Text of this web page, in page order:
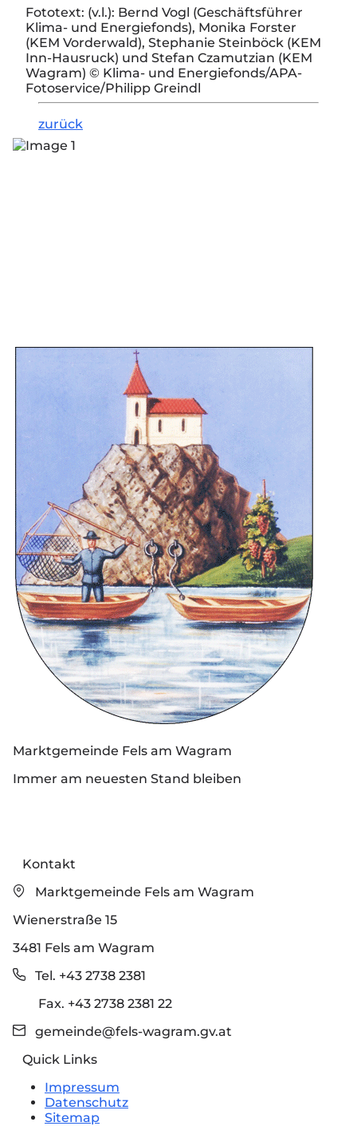
Fototext: (v.l.): Bernd Vogl (Geschäftsführer
Klima- und Energiefonds), Monika Forster
(KEM Vorderwald), Stephanie Steinböck (KEM
Inn-Hausruck) und Stefan Czamutzian (KEM
Wagram) © Klima- und Energiefonds/APA-
Fotoservice/Philipp Greindl
zurück
Marktgemeinde Fels am Wagram
Immer am neuesten Stand bleiben
Kontakt
Marktgemeinde Fels am Wagram
Wienerstraße 15
3481 Fels am Wagram
Tel. +43 2738 2381
Fax. +43 2738 2381 22
gemeinde@fels-wagram.gv.at
Quick Links
Impressum
Datenschutz
Sitemap